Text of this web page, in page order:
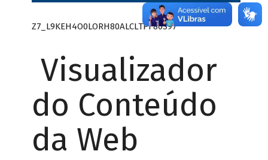
Z7_L9KEH4O0LORH80ALCLTPF80S97
Visualizador
do Conteúdo
da Web